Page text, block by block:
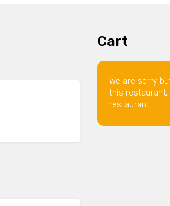
Cart
We are sorry
this restaurant,
restaurant.